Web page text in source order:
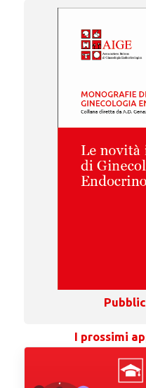
I prossimi